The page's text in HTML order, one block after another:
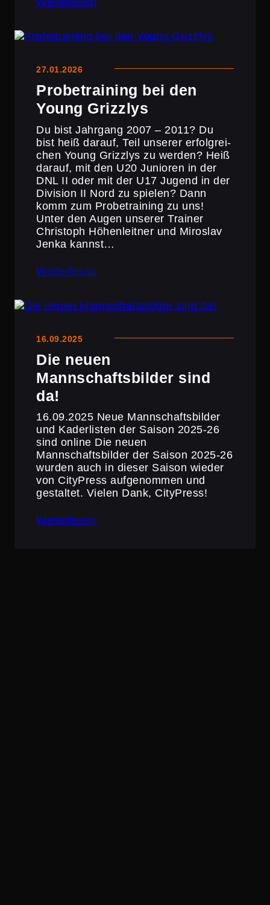
27.01.2026
Probe­trai­ning bei den
Young Grizzlys
Du bist Jahrgang 2007 – 2011? Du
bist heiß darauf, Teil unserer erfolg­rei­
chen Young Grizzlys zu werden? Heiß
darauf, mit den U20 Junioren in der
DNL II oder mit der U17 Jugend in der
Division II Nord zu spielen? Dann
komm zum Probe­trai­ning zu uns!
Unter den Augen unserer Trainer
Christoph Höhen­leitner und Miroslav
Jenka kannst…
Weiterlesen
16.09.2025
Die neuen
Mannschaftsbilder sind
da!
16.09.2025 Neue Mannschaftsbilder
und Kaderlisten der Saison 2025-26
sind online Die neuen
Mannschaftsbilder der Saison 2025-26
wurden auch in dieser Saison wieder
von CityPress aufgenommen und
gestaltet. Vielen Dank, CityPress!
Weiterlesen